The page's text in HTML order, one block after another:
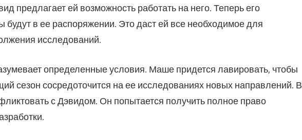
предлагает ей возможность работать на него. Теперь его
в ее распоряжении. Это даст ей все необходимое для
исследований.
определенные условия. Маше придется лавировать, чтобы
сезон сосредоточится на ее исследованиях новых направлений. В
с Дэвидом. Он попытается получить полное право